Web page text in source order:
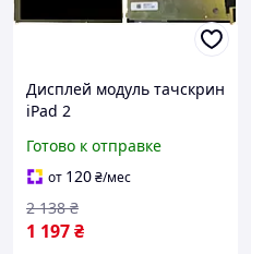
Дисплей модуль тачскрин
iPad 2
Готово к отправке
от 120₴/мес
1 197₴
2 138 ₴